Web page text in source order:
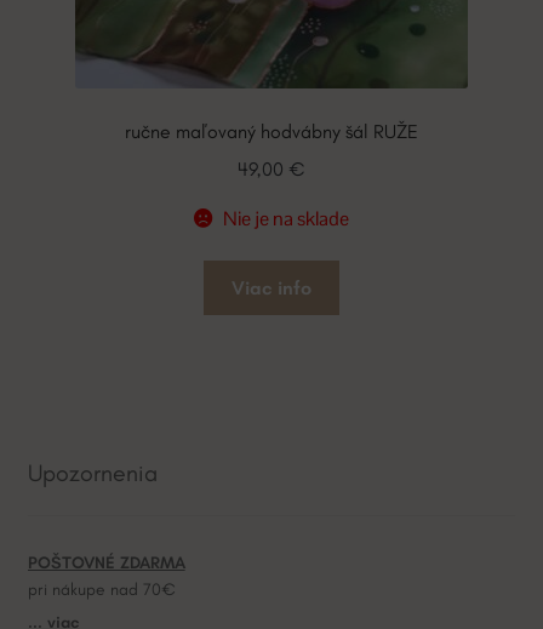
ručne maľovaný hodvábny šál RUŽE
49,00 €
Nie je na sklade
Viac info
Upozornenia
POŠTOVNÉ ZDARMA
pri nákupe nad 70€
... viac